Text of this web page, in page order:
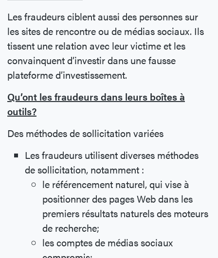
Les fraudeurs ciblent aussi des personnes sur
les sites de rencontre ou de médias sociaux. Ils
tissent une relation avec leur victime et les
convainquent d’investir dans une fausse
plateforme d’investissement.
Qu’ont les fraudeurs dans leurs boîtes à
outils?
Des méthodes de sollicitation variées
Les fraudeurs utilisent diverses méthodes
de sollicitation, notamment :
le référencement naturel, qui vise à
positionner des pages Web dans les
premiers résultats naturels des moteurs
de recherche;
les comptes de médias sociaux